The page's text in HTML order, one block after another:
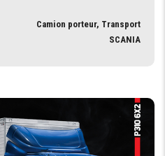
Camion porteur, Transport
SCANIA